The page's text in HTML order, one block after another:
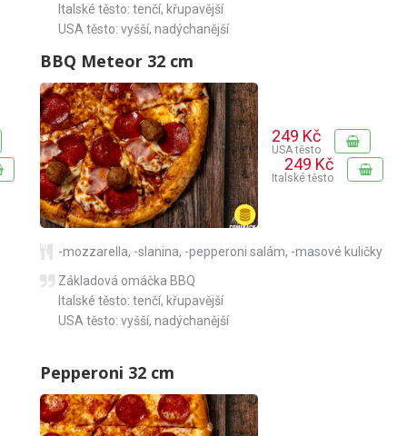
Italské těsto: tenčí, křupavější
USA těsto: vyšší, nadýchanější
BBQ Meteor 32 cm
249 Kč
USA těsto
249 Kč
Italské těsto
-mozzarella, -slanina, -pepperoni salám, -masové kuličky
Základová omáčka BBQ
Italské těsto: tenčí, křupavější
USA těsto: vyšší, nadýchanější
Pepperoni 32 cm